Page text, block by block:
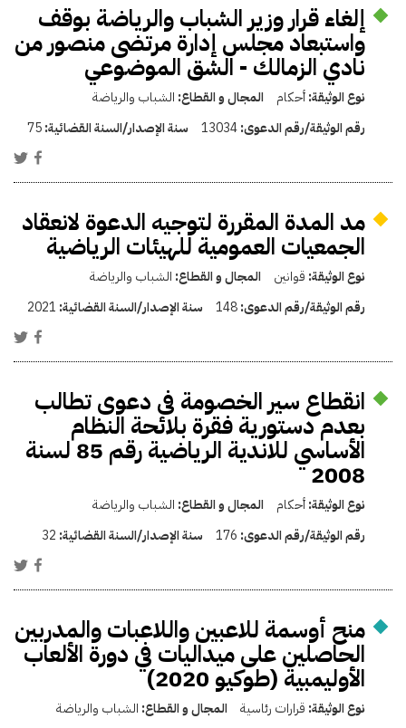
إلغاء قرار وزير الشباب والرياضة بوقف
واستبعاد مجلس إدارة مرتضى منصور من
نادي الزمالك - الشق الموضوعي
نوع الوثيقة:أحكام المجال و القطاع: الشباب والرياضة
رقم الوثيقة/رقم الدعوى:13034 سنة الإصدار/السنة القضائية:75
مد المدة المقررة لتوجيه الدعوة لانعقاد
الجمعيات العمومية للهيئات الرياضية
نوع الوثيقة: قوانين المجال و القطاع: الشباب والرياضة
رقم الوثيقة/رقم الدعوى:148 سنة الإصدار/السنة القضائية: 2021
انقطاع سير الخصومة فى دعوى تطالب
بعدم دستورية فقرة بلائحة النظام
الأساسي للاندية الرياضية رقم 85 لسنة
2008
نوع الوثيقة:أحكام المجال و القطاع: الشباب والرياضة
رقم الوثيقة/رقم الدعوى: 176 سنة الإصدار/السنة القضائية: 32
منح أوسمة للاعبين واللاعبات والمدربين
الحاصلين على ميداليات في دورة الألعاب
الأوليمبية (طوكيو 2020)
نوع الوثيقة: قرارات رئاسية المجال و القطاع: الشباب والرياضة